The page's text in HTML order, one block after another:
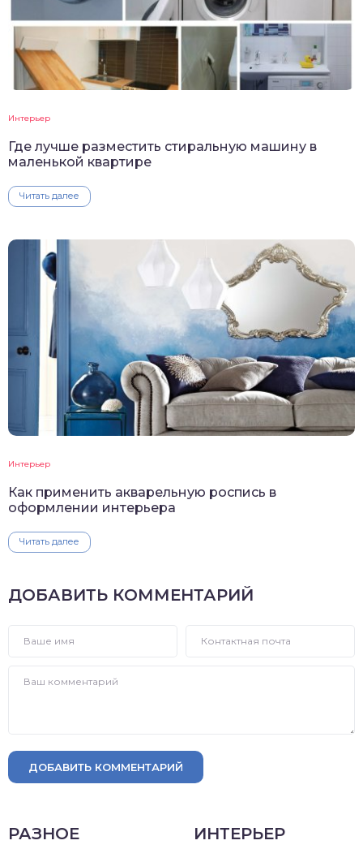
Интерьер
Где лучше разместить стиральную машину в
маленькой квартире
Читать далее
Интерьер
Как применить акварельную роспись в
оформлении интерьера
Читать далее
ДОБАВИТЬ КОММЕНТАРИЙ
ДОБАВИТЬ КОММЕНТАРИЙ
РАЗНОЕ ИНТЕРЬЕР